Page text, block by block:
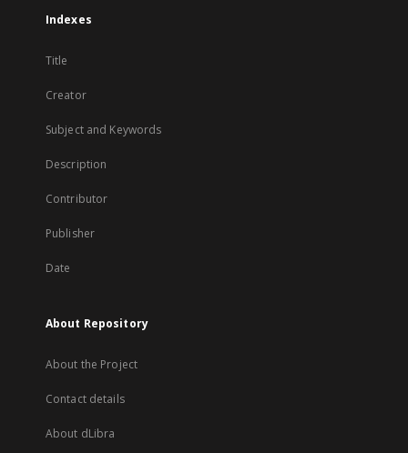
Indexes
Title
Creator
Subject and Keywords
Description
Contributor
Publisher
Date
About Repository
About the Project
Contact details
About dLibra